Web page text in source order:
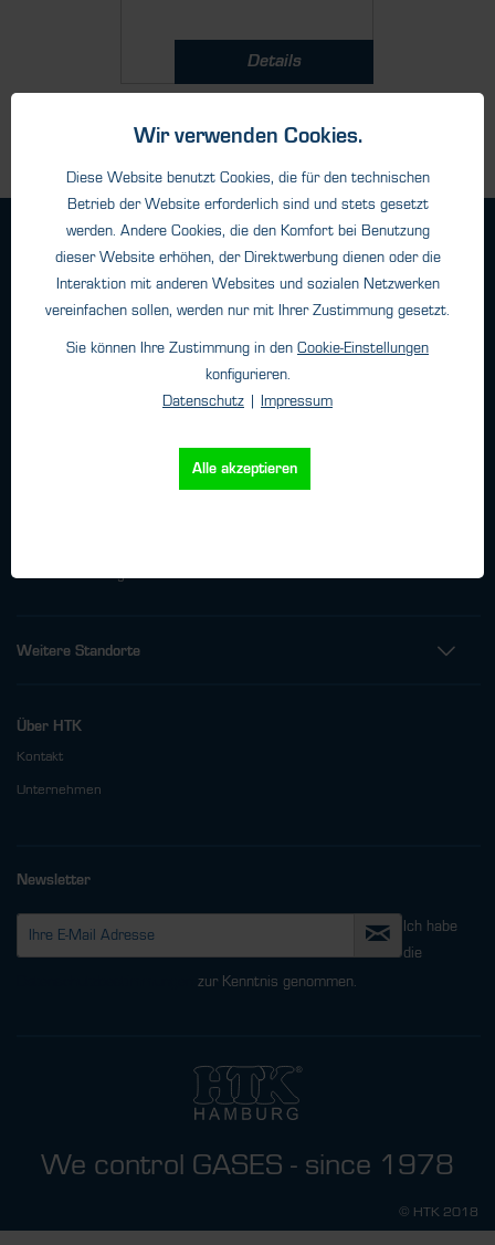
Details
Geschäftsbedingungen
Datenschutz
Oehleckerring 32 • 22419 Hamburg
Weitere Standorte
Über HTK
Kontakt
Unternehmen
Newsletter
Ich habe
die
zur Kenntnis genommen.
We control GASES - since 1978
© HTK 2018
Wir verwenden Cookies.
Diese Website benutzt Cookies, die für den technischen
Betrieb der Website erforderlich sind und stets gesetzt
werden. Andere Cookies, die den Komfort bei Benutzung
dieser Website erhöhen, der Direktwerbung dienen oder die
Interaktion mit anderen Websites und sozialen Netzwerken
vereinfachen sollen, werden nur mit Ihrer Zustimmung gesetzt.
Sie können Ihre Zustimmung in den Cookie-Einstellungen
konfigurieren.
Datenschutz
Impressum
Alle akzeptieren